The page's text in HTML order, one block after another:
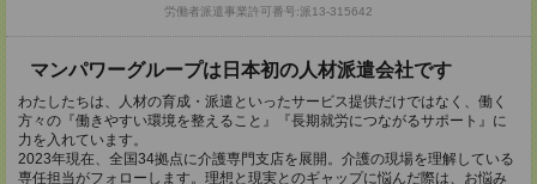
労働者派遣事業許可番号:派13-315642
マンパワーグループは日本初の人材派遣会社です
わたしたちは、人材の育成・派遣といったサービス提供だけではなく、働く
方々の『働きやすい環境を整えること』『長期就労につながるサポート』に
力を入れています。
2023年現在、全国34拠点に介護専門支店を展開。介護の現場を理解している
専任担当がフォローします。理想と現実とのギャップに悩んだ際は、お悩み